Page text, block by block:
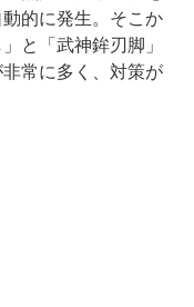
的に発生。そこか
と「武神鉾刃脚」
常に多く、対策が